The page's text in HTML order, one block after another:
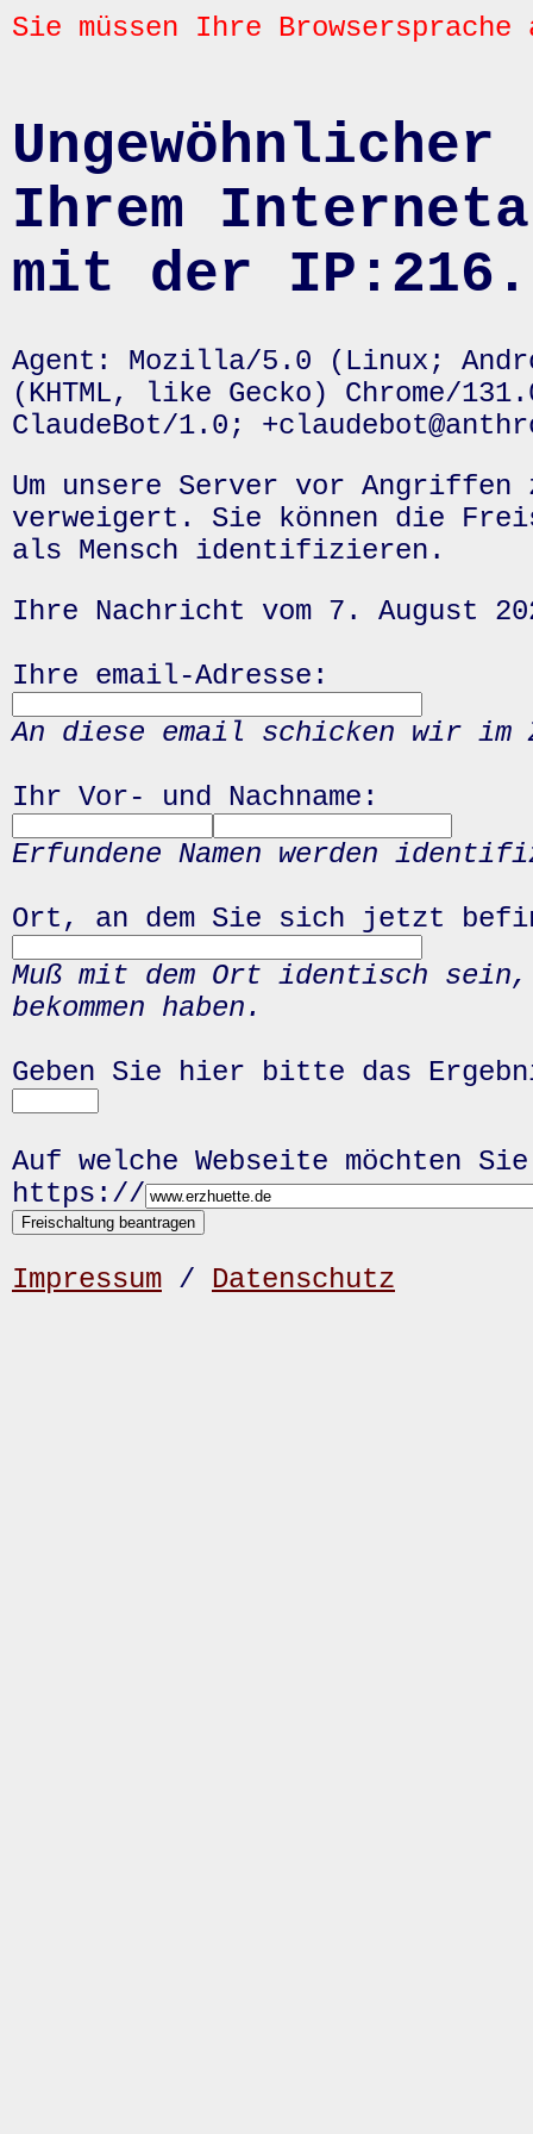
Sie müssen Ihre
Ihrem
mit der
Agent: Mozilla/5.0 (Linux;
(KHTML, like Gecko) Chrome/
ClaudeBot/1.0;
Um unsere Server vor
verweigert. Sie können die
als Mensch identifizieren.
Ihre Nachricht vom 7. August
Ihre email-Adresse:
An diese email schicken wir
Ihr Vor- und Nachname:
Erfundene Namen werden
Ort, an dem Sie sich jetzt
Muß mit dem Ort identisch
bekommen haben.
Geben Sie hier bitte das
Auf welche Webseite möchten
https://
Impressum / Datenschutz